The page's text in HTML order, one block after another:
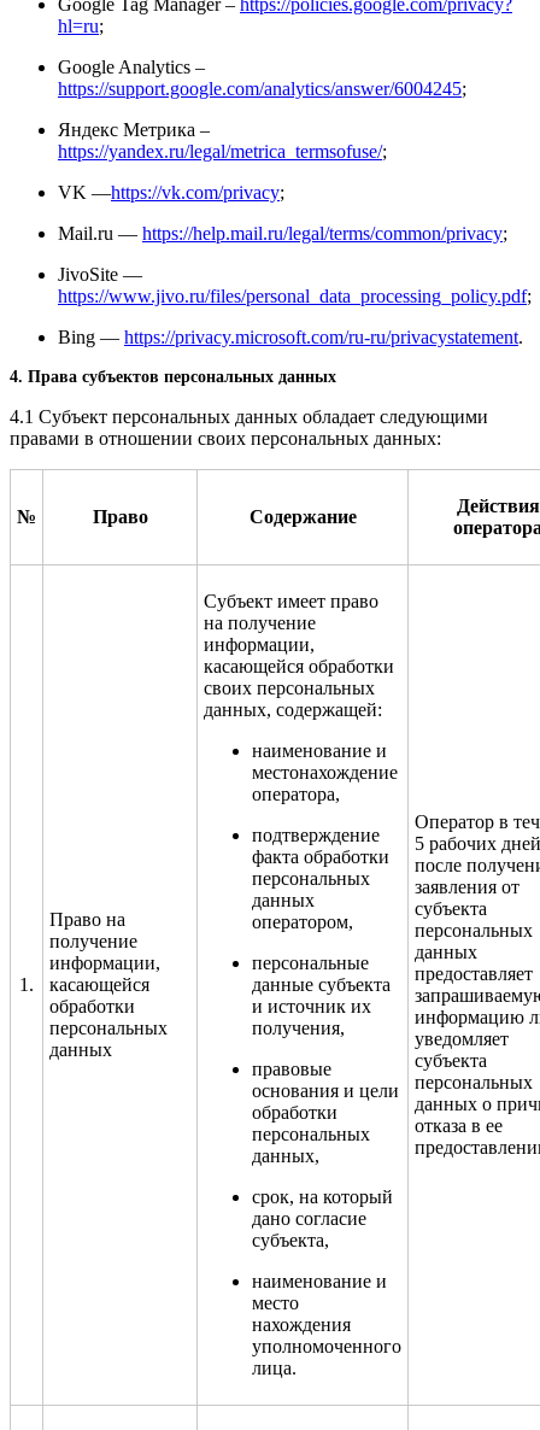
Google Tag Manager – https://policies.google.com/privacy?
hl=ru;
Google Analytics –
https://support.google.com/analytics/answer/6004245;
Яндекс Метрика –
https://yandex.ru/legal/metrica_termsofuse/;
VK —https://vk.com/privacy;
Mail.ru — https://help.mail.ru/legal/terms/common/privacy;
JivoSite —
https://www.jivo.ru/files/personal_data_processing_policy.pdf;
Bing — https://privacy.microsoft.com/ru-ru/privacystatement.
4. Права субъектов персональных данных
4.1 Субъект персональных данных обладает следующими
правами в отношении своих персональных данных:
№ Право Содержание
Действия
1.
Право на
получение
информации,
касающейся
обработки
персональных
данных
Субъект имеет право
на получение
информации,
касающейся обработки
своих персональных
данных, содержащей:
наименование и
местонахождение
оператора,
подтверждение
факта обработки
персональных
данных
оператором,
персональные
данные субъекта
и источник их
получения,
правовые
основания и цели
обработки
персональных
данных,
срок, на который
дано согласие
субъекта,
наименование и
место
нахождения
уполномоченного
лица.
Оператор в
5 рабочих дней
после
заявления от
субъекта
персональных
данных
предоставляет
информацию
уведомляет
субъекта
персональных
данных о
отказа в ее